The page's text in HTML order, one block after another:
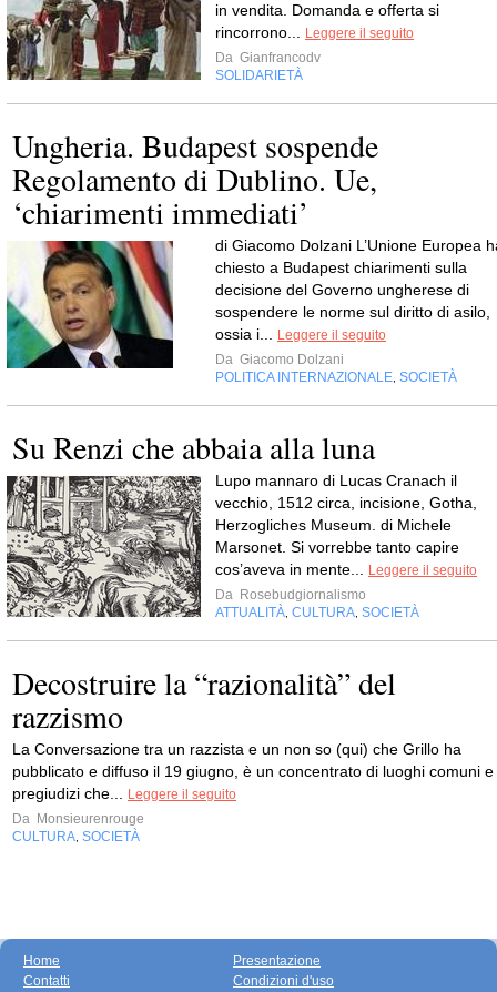
in vendita. Domanda e offerta si
rincorrono...
Leggere il seguito
Da Gianfrancodv
SOLIDARIETÀ
Ungheria. Budapest sospende
Regolamento di Dublino. Ue,
‘chiarimenti immediati’
di Giacomo Dolzani L’Unione Europea
chiesto a Budapest chiarimenti sulla
decisione del Governo ungherese di
sospendere le norme sul diritto di asilo,
ossia i...
Leggere il seguito
Da Giacomo Dolzani
POLITICA INTERNAZIONALE SOCIETÀ
Su Renzi che abbaia alla luna
Lupo mannaro di Lucas Cranach il
vecchio, 1512 circa, incisione, Gotha,
Herzogliches Museum. di Michele
Marsonet. Si vorrebbe tanto capire
cos’aveva in mente...
Leggere il seguito
Da Rosebudgiornalismo
ATTUALITÀ CULTURA SOCIETÀ
Decostruire la “razionalità” del
razzismo
La Conversazione tra un razzista e un non so (qui) che Grillo ha
pubblicato e diffuso il 19 giugno, è un concentrato di luoghi comuni e
pregiudizi che...
Leggere il seguito
Da Monsieurenrouge
CULTURA SOCIETÀ
Home
Contatti
Presentazione
Condizioni d'uso